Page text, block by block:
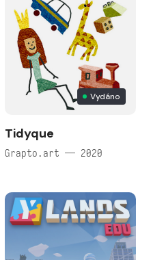
Vydáno
Tidyque
Grapto.art — 2020